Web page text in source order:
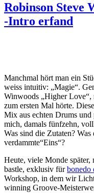
Robinson Steve
-Intro erfand
Manchmal hört man ein
weiss intuitiv: „Magie“.
Winwoods „Higher Love“,
zum ersten Mal hörte.
Mix aus echten Drums
mich, damals fünfzehn,
Was sind die Zutaten?
verdammte“Eins“?
Heute, viele Monde später,
bastle, exklusiv fürbonedo
Workshop, in dem wir
winning Groove-